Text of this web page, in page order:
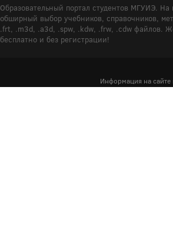
Образовательный портал студентов МГУИЭ.
обширный выбор учебников, справочников,
.frt, .m3d, .a3d, .spw, .kdw, .frw, .cdw файлов.
бесплатно и без регистрации!
Информация на сайте